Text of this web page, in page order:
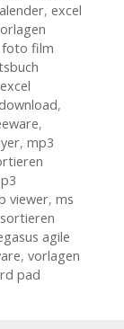
, excel
foto film
,
,
, mp3
viewer, ms
agile
, vorlagen
pad